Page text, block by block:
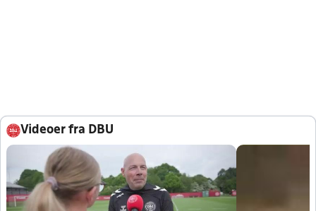
Videoer fra DBU